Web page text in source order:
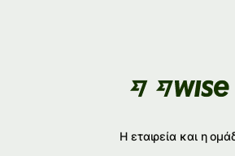
Η εταιρεία και η